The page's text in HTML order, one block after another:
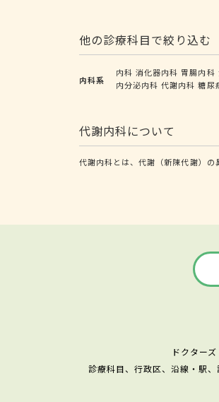
他の診療科目で絞り込む
内科系
内科 消化器内科 胃腸内科
内分泌内科 代謝内科 糖尿
代謝内科について
代謝内科とは、代謝（新陳代謝）の
ドクター
診療科目、行政区、沿線・駅